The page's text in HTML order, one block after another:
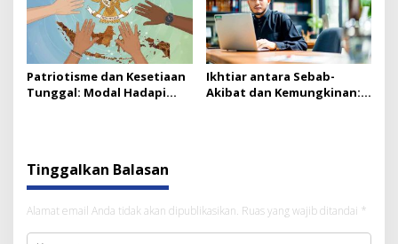
Patriotisme dan Kesetiaan
Tunggal: Modal Hadapi
Ikhtiar antara Sebab-
Akibat dan Kemungkinan:
Tinggalkan Balasan
Alamat email Anda tidak akan dipublikasikan. Ruas yang wajib ditandai *